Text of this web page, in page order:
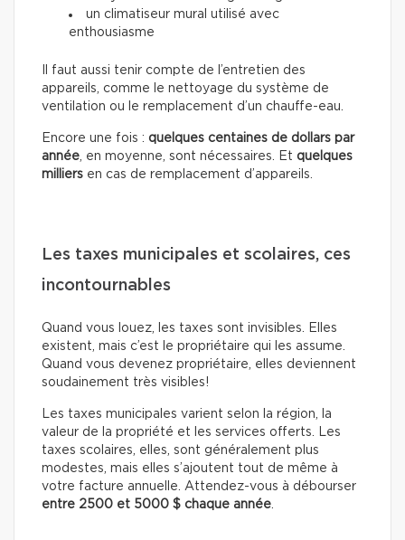
un climatiseur mural utilisé avec
enthousiasme
Il faut aussi tenir compte de l’entretien des
appareils, comme le nettoyage du système de
ventilation ou le remplacement d’un chauffe-eau.
Encore une fois : quelques centaines de dollars par
année , en moyenne, sont nécessaires. Et quelques
milliers en cas de remplacement d’appareils.
Les taxes municipales et scolaires, ces
incontournables
Quand vous louez, les taxes sont invisibles. Elles
existent, mais c’est le propriétaire qui les assume.
Quand vous devenez propriétaire, elles deviennent
soudainement très visibles!
Les taxes municipales varient selon la région, la
valeur de la propriété et les services offerts. Les
taxes scolaires, elles, sont généralement plus
modestes, mais elles s’ajoutent tout de même à
votre facture annuelle. Attendez-vous à débourser
entre 2500 et 5000 $ chaque année